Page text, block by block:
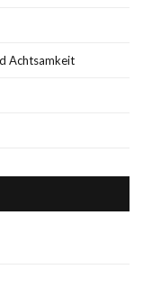
Achtsamkeit